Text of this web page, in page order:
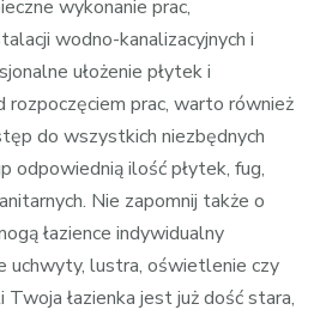
wykonanie prac,
wodno-kanalizacyjnych i
ułożenie płytek i
rozpoczęciem prac, warto również
do wszystkich niezbędnych
odpowiednią ilość płytek, fug,
Nie zapomnij także o
łazience indywidualny
uchwyty, lustra, oświetlenie czy
łazienka jest już dość stara,